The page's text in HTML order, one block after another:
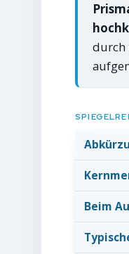
durch
Beim